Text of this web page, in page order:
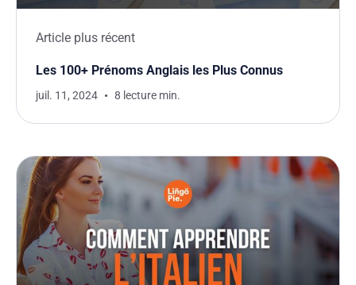
Article plus récent
Les 100+ Prénoms Anglais les Plus Connus
juil. 11, 2024 8 lecture min.